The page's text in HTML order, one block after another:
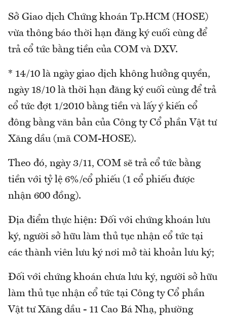
Sở Giao dịch Chứng khoán Tp.HCM (HOSE)
vừa thông báo thời hạn đăng ký cuối cùng để
trả cổ tức bằng tiền của COM và DXV.
* 14/10 là ngày giao dịch không hưởng quyền,
ngày 18/10 là thời hạn đăng ký cuối cùng để trả
cổ tức đợt 1/2010 bằng tiền và lấy ý kiến cổ
đông bằng văn bản của Công ty Cổ phần Vật tư
Xăng dầu (mã COM-HOSE).
Theo đó, ngày 3/11, COM sẽ trả cổ tức bằng
tiền với tỷ lệ 6%/cổ phiếu (1 cổ phiếu được
nhận 600 đồng).
Địa điểm thực hiện: Đối với chứng khoán lưu
ký, người sở hữu làm thủ tục nhận cổ tức tại
các thành viên lưu ký nơi mở tài khoản lưu ký;
Đối với chứng khoán chưa lưu ký, người sở hữu
làm thủ tục nhận cổ tức tại Công ty Cổ phần
Vật tư Xăng dầu - 11 Cao Bá Nhạ, phường